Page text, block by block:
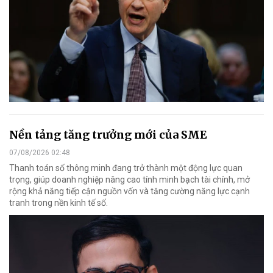
Nền tảng tăng trưởng mới của SME
07/08/2026 02:48
Thanh toán số thông minh đang trở thành một động lực quan
trọng, giúp doanh nghiệp nâng cao tính minh bạch tài chính, mở
rộng khả năng tiếp cận nguồn vốn và tăng cường năng lực cạnh
tranh trong nền kinh tế số.